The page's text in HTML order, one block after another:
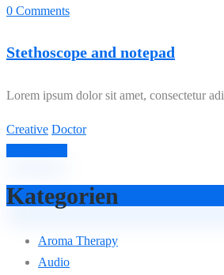
0 Comments
Stethoscope and notepad
Lorem ipsum dolor sit amet, consectetur
Creative Doctor
Kategorien
Aroma Therapy
Audio